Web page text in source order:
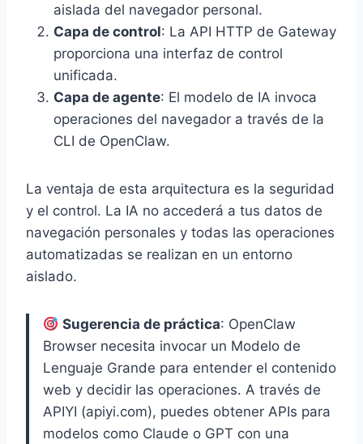
aislada del navegador personal.
Capa de control: La API HTTP de Gateway
proporciona una interfaz de control
unificada.
Capa de agente: El modelo de IA invoca
operaciones del navegador a través de la
CLI de OpenClaw.
La ventaja de esta arquitectura es la seguridad
y el control. La IA no accederá a tus datos de
navegación personales y todas las operaciones
automatizadas se realizan en un entorno
aislado.
Sugerencia de práctica: OpenClaw
Browser necesita invocar un Modelo de
Lenguaje Grande para entender el contenido
web y decidir las operaciones. A través de
APIYI (apiyi.com), puedes obtener APIs para
modelos como Claude o GPT con una